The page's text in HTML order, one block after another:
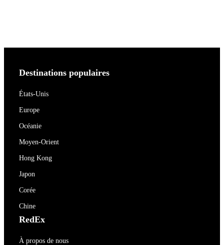
Destinations populaires
États-Unis
Europe
Océanie
Moyen-Orient
Hong Kong
Japon
Corée
Chine
RedEx
À propos de nous